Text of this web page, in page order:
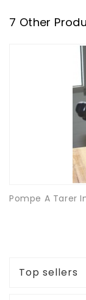
7 Other
Pompe A Tarer
Top sellers